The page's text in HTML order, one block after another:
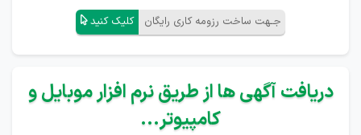
جـهت ساخت رزومه کاری رایگان کلیک کنید
دریافت آگهی ها از طریق نرم افزار موبایل و
کامپیوتر...